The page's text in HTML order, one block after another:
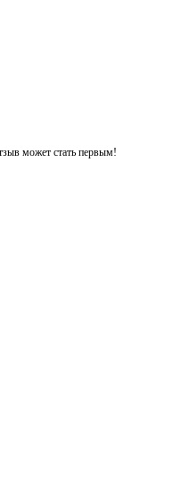
может стать первым!